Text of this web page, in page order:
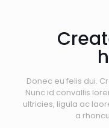
Donec eu felis dui.
Nunc id convallis
ultricies, ligula ac
a